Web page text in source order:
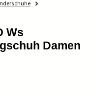
Ws
Damen